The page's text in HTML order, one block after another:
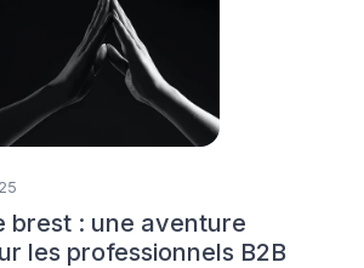
brest : une aventure
les professionnels B2B